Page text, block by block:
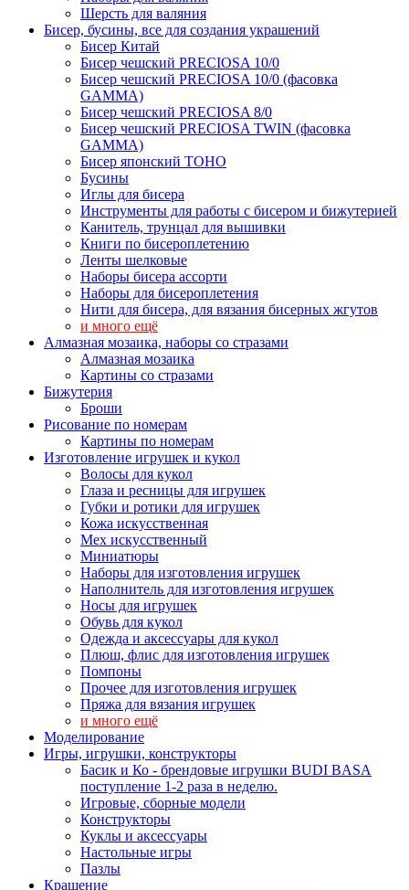
Шерсть для валяния
Бисер, бусины, все для создания украшений
Бисер Китай
Бисер чешский PRECIOSA 10/0
Бисер чешский PRECIOSA 10/0 (фасовка
GAMMA)
Бисер чешский PRECIOSA 8/0
Бисер чешский PRECIOSA TWIN (фасовка
GAMMA)
Бисер японский TOHO
Бусины
Иглы для бисера
Инструменты для работы с бисером и бижутерией
Канитель, трунцал для вышивки
Книги по бисероплетению
Ленты шелковые
Наборы бисера ассорти
Наборы для бисероплетения
Нити для бисера, для вязания бисерных жгутов
и много ещё
Алмазная мозаика, наборы со стразами
Алмазная мозаика
Картины co стразами
Бижутерия
Броши
Рисование по номерам
Картины по номерам
Изготовление игрушек и кукол
Волосы для кукол
Глаза и ресницы для игрушек
Губки и ротики для игрушек
Кожа искусственная
Мех искусственный
Миниатюры
Наборы для изготовления игрушек
Наполнитель для изготовления игрушек
Носы для игрушек
Обувь для кукол
Одежда и аксессуары для кукол
Плюш, флис для изготовления игрушек
Помпоны
Прочее для изготовления игрушек
Пряжа для вязания игрушек
и много ещё
Моделирование
Игры, игрушки, конструкторы
Басик и Ко - брендовые игрушки BUDI BASA
поступление 1-2 раза в неделю.
Игровые, сборные модели
Конструкторы
Куклы и аксессуары
Настольные игры
Пазлы
Крашение